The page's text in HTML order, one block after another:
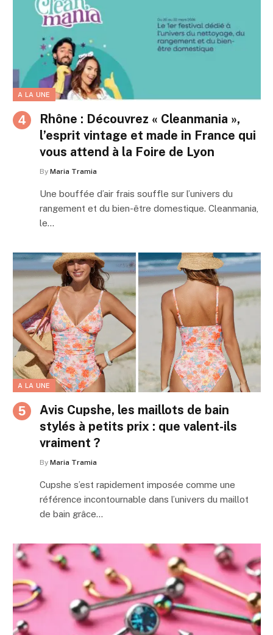
A LA UNE
Rhône : Découvrez « Cleanmania »,
l’esprit vintage et made in France qui
vous attend à la Foire de Lyon
By Maria Tramia
Une bouffée d’air frais souffle sur l’univers du
rangement et du bien-être domestique. Cleanmania,
le…
A LA UNE
Avis Cupshe, les maillots de bain
stylés à petits prix : que valent-ils
vraiment ?
By Maria Tramia
Cupshe s’est rapidement imposée comme une
référence incontournable dans l’univers du maillot
de bain grâce…